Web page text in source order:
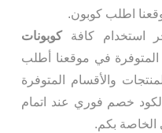
اطلب كوبون.
استخدام كافةكوبونات
المتوفرة في موقعنا أطلب
والأقسام المتوفرة
خصم فوري عند اتمام
الخاصة بكم.